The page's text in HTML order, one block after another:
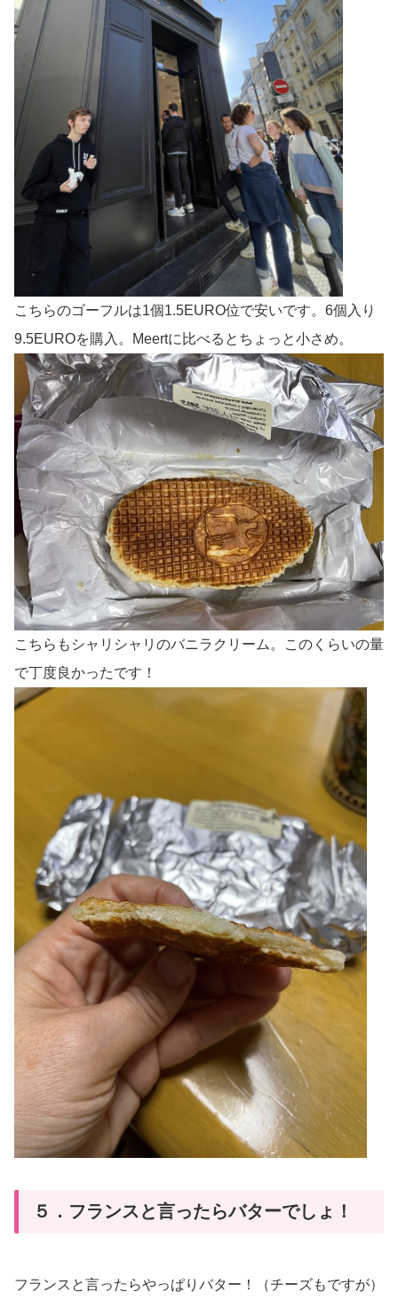
こちらのゴーフルは1個1.5EURO位で安いです。6個入り
9.5EUROを購入。Meertに比べるとちょっと小さめ。
こちらもシャリシャリのバニラクリーム。このくらいの量
で丁度良かったです！
５．フランスと言ったらバターでしょ！
フランスと言ったらやっぱりバター！（チーズもですが）